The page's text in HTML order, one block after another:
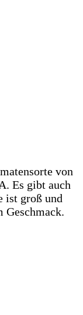
von
Es gibt auch
ist groß und
Geschmack.